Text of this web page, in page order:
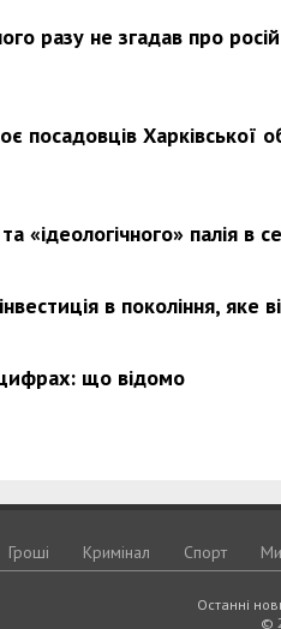
разу не згадав про
посадовців Харківської
«ідеологічного» палія в
в покоління, яке
що відомо
Грошi Кримiнал Спорт
Останні
©